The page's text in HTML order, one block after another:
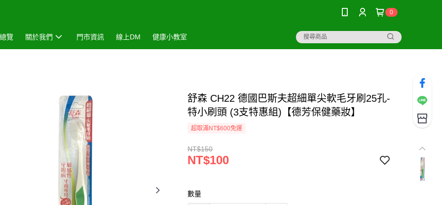
0
覽 關於我們 門市資訊 線上DM 健康小教室
舒森 CH22 德國巴斯夫超細單尖軟毛牙刷25孔-
特小刷頭 (3支特惠組)【德芳保健藥妝】
超取滿NT$600免運
NT$150
NT$100
數量